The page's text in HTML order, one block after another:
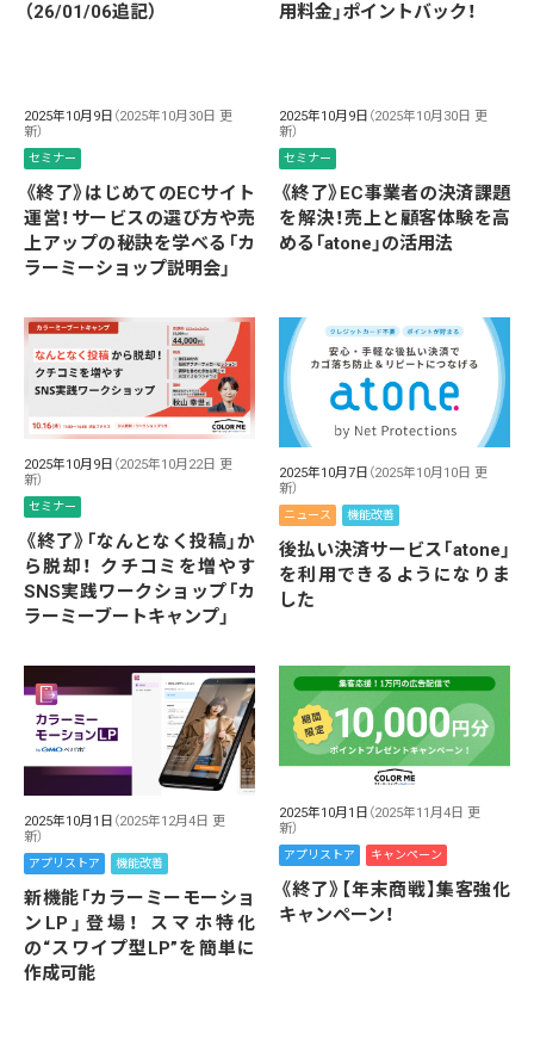
（26/01/06追記）
用料金」ポイントバック！
2025年10月9日 （2025年10月30日 更
新）
セミナー
《終了》はじめてのECサイト
運営！サービスの選び方や売
上アップの秘訣を学べる「カ
ラーミーショップ説明会」
2025年10月9日 （2025年10月30日 更
新）
セミナー
《終了》EC事業者の決済課題
を解決！売上と顧客体験を高
める「atone」の活用法
2025年10月9日 （2025年10月22日 更
新）
セミナー
《終了》「なんとなく投稿」か
ら脱却！ クチコミを増やす
SNS実践ワークショップ「カ
ラーミーブートキャンプ」
2025年10月7日 （2025年10月10日 更
新）
ニュース 機能改善
後払い決済サービス「atone」
を利用できるようになりま
した
2025年10月1日 （2025年12月4日 更
新）
アプリストア 機能改善
新機能「カラーミーモーショ
ンLP」登場！ スマホ特化
の“スワイプ型LP”を簡単に
作成可能
2025年10月1日 （2025年11月4日 更
新）
アプリストア キャンペーン
《終了》【年末商戦】集客強化
キャンペーン！